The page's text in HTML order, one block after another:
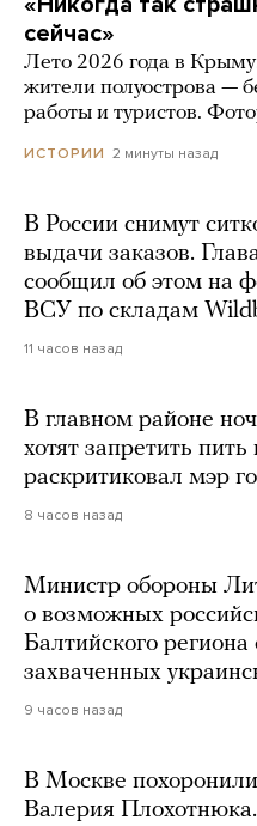
сейчас»
Лето 2026 года в
жители полуострова —
работы и туристов.
ИСТОРИИ 2 минуты назад
В России снимут
выдачи заказов.
сообщил об этом на
ВСУ по складам
11 часов назад
В главном районе
хотят запретить
раскритиковал мэр
8 часов назад
Министр обороны
о возможных
Балтийского
захваченных
9 часов назад
В Москве
Валерия